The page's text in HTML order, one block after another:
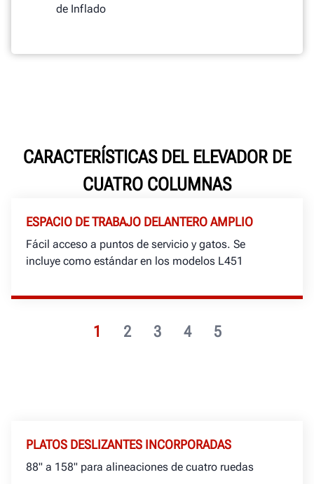
de Inflado
CARACTERÍSTICAS DEL ELEVADOR DE
CUATRO COLUMNAS
1 2 3 4 5
ESPACIO DE TRABAJO DELANTERO AMPLIO
Fácil acceso a puntos de servicio y gatos. Se
incluye como estándar en los modelos L451
PLATOS DESLIZANTES INCORPORADAS
88" a 158" para alineaciones de cuatro ruedas